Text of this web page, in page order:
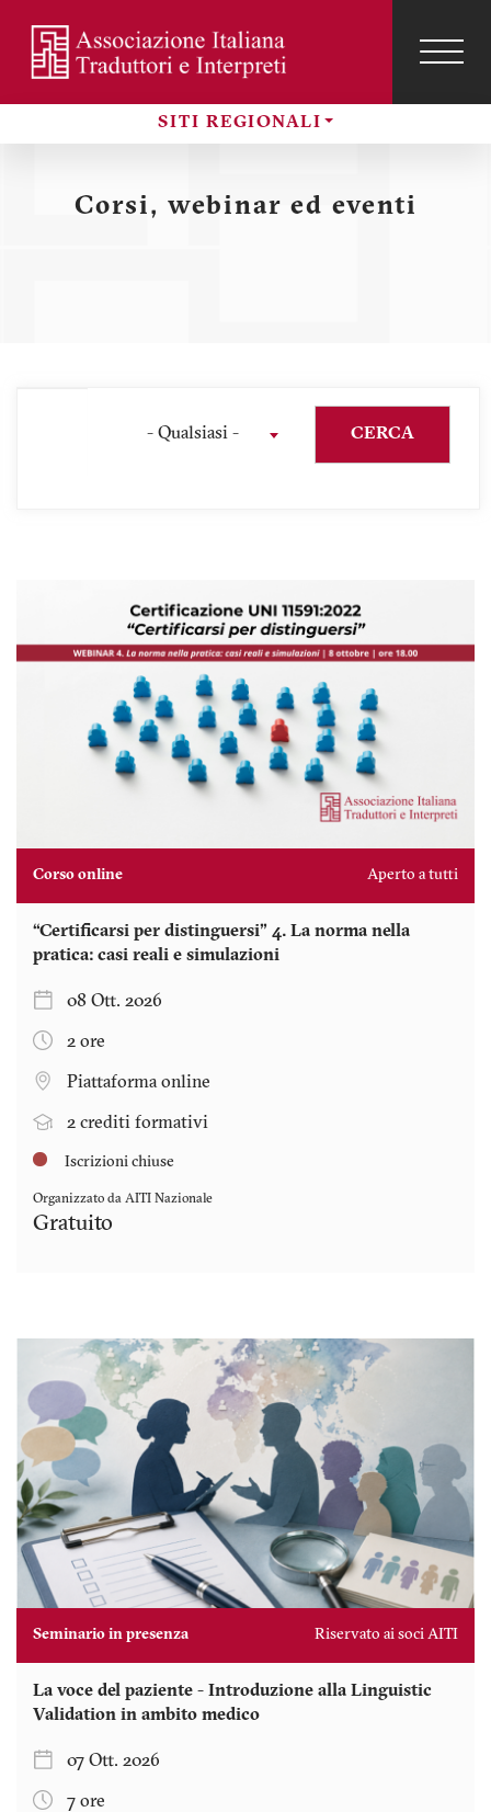
contenuto
principale
SITI REGIONALI
Menu
profilo
utente
Corsi, webinar ed eventi
- Qualsiasi - CERCA
Corso online Aperto a tutti
“Certificarsi per distinguersi” 4. La norma nella
pratica: casi reali e simulazioni
08 Ott. 2026
2 ore
Piattaforma online
2 crediti formativi
Iscrizioni chiuse
Organizzato da AITI Nazionale
Gratuito
Seminario in presenza Riservato ai soci AITI
La voce del paziente - Introduzione alla Linguistic
Validation in ambito medico
07 Ott. 2026
7 ore